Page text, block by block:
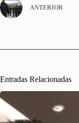
ANTERIOR
Entradas Relacionadas